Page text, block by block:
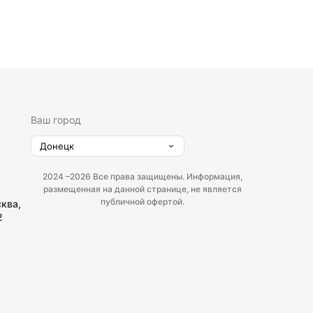
Ваш город
Донецк
2024 –2026 Все права защищены. Информация,
размещенная на данной странице, не является
публичной офертой.